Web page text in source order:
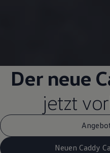
Der neue
jetzt
Neuen Caddy